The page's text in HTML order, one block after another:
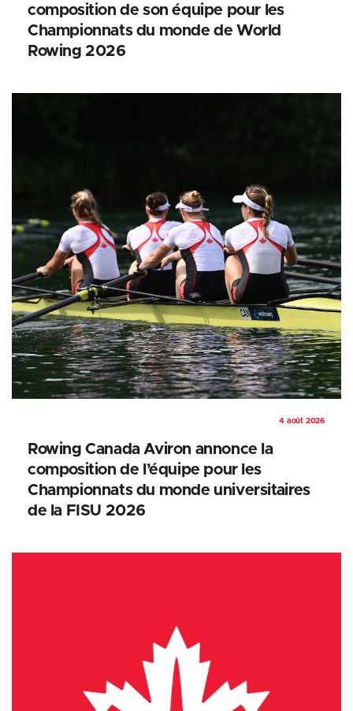
composition de son équipe pour les
Championnats du monde de World
Rowing 2026
4 août 2026
Rowing Canada Aviron annonce la
composition de l’équipe pour les
Championnats du monde universitaires
de la FISU 2026